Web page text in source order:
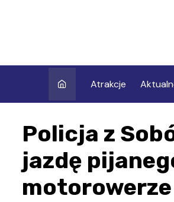
Atrakcje
Policja z
jazdę
motorowerze